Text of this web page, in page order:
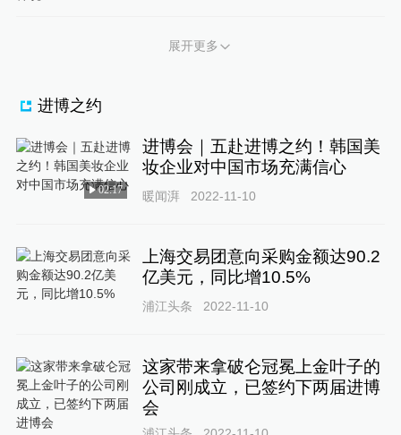
展开更多
进博之约
02:17
进博会｜五赴进博之约！韩国美
妆企业对中国市场充满信心
暖闻湃 2022-11-10
上海交易团意向采购金额达90.2
亿美元，同比增10.5%
浦江头条 2022-11-10
这家带来拿破仑冠冕上金叶子的
公司刚成立，已签约下两届进博
会